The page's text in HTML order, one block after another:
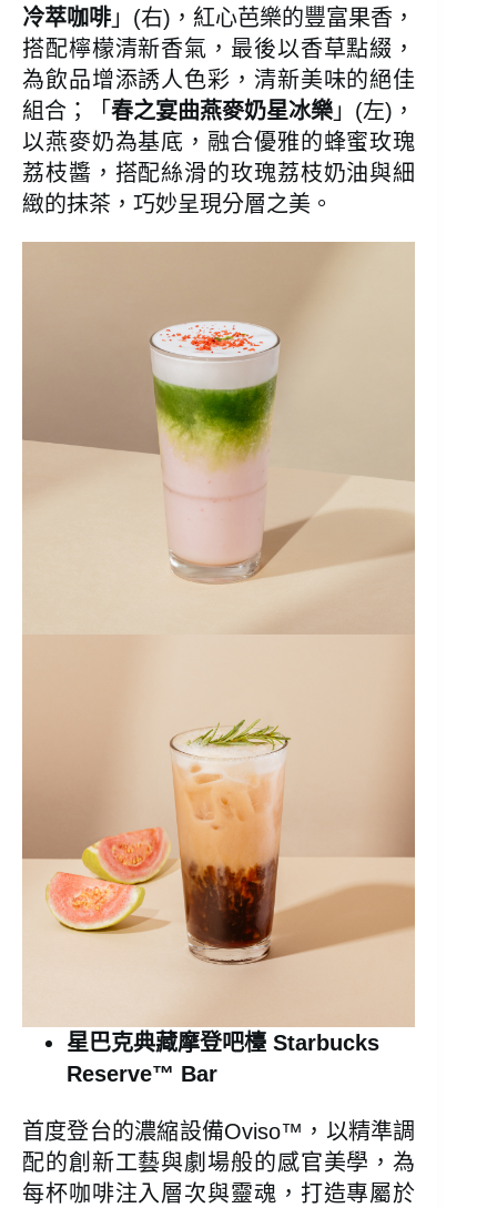
冷萃咖啡 」(右)，紅心芭樂的豐富果香，
搭配檸檬清新香氣，最後以香草點綴，
為飲品增添誘人色彩，清新美味的絕佳
組合；「春之宴曲燕麥奶星冰樂 」(左)，
以燕麥奶為基底，融合優雅的蜂蜜玫瑰
荔枝醬，搭配絲滑的玫瑰荔枝奶油與細
緻的抹茶，巧妙呈現分層之美。
星巴克典藏摩登吧檯 Starbucks
Reserve™ Bar
首度登台的濃縮設備Oviso™，以精準調
配的創新工藝與劇場般的感官美學，為
每杯咖啡注入層次與靈魂，打造專屬於